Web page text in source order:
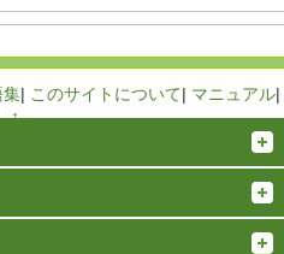
集| このサイトについて| マニュアル|
↑